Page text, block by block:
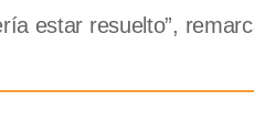
estar resuelto”,